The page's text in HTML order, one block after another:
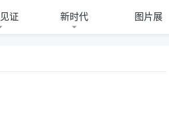
证 新时代 图片展